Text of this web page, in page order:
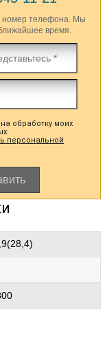
номер телефона. Мы
время.
обработку моих
персональной